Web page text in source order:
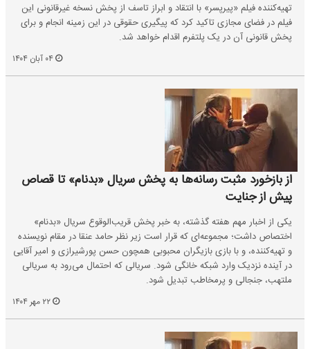
تهیه‌کننده فیلم «پیرپسر» با انتقاد و ابراز تاسف از پخش نسخه غیرقانونی این
فیلم در فضای مجازی تاکید کرد که پیگیری حقوقی در این زمینه انجام و برای
پخش قانونی آن در یک پلتفرم اقدام خواهد شد.
از بازخورد مثبت رسانه‌ها به پخش سریال «بدنام» تا قصاص
پیش از جنایت
یکی از اخبار مهم هفته گذشته، به خبر پخش قریب‌الوقوع سریال «بدنام»
اختصاص داشت؛ مجموعه‌ای که قرار است زیر نظر حامد عنقا در مقام نویسنده
و تهیه‌کننده، و با بازی بازیگران محبوبی همچون حسن پورشیرازی و امیر آقایی
در آینده نزدیک وارد شبکه خانگی شود. سریالی که احتمال می‌رود به سریالی
ملتهب، جنجالی و پرمخاطب تبدیل شود.